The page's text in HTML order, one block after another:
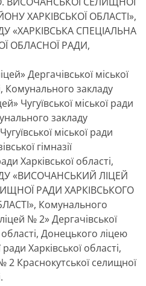
ХАРКІВСЬКОЇ ОБЛАСТІ»,
«ХАРКІВСЬКА СПЕЦІАЛЬНА
ОБЛАСНОЇ РАДИ,
Дергачівської міської
Комунального закладу
Чугуївської міської ради
закладу
міської ради
гімназії
Харківської області,
«ВИСОЧАНСЬКИЙ ЛІЦЕЙ
РАДИ ХАРКІВСЬКОГО
Комунального
№ 2» Дергачівської
області, Донецького ліцею
Харківської області,
2 Краснокутської селищної